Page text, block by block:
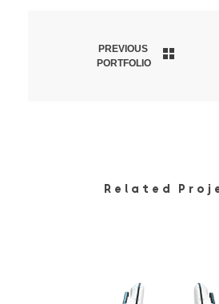
PREVIOUS
PORTFOLIO
Related